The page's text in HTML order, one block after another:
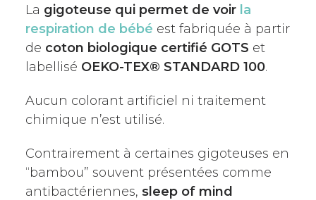
La gigoteuse qui permet de voir la
respiration de bébé est fabriquée à partir
de coton biologique certifié GOTS et
labellisé OEKO-TEX® STANDARD 100.
Aucun colorant artificiel ni traitement
chimique n’est utilisé.
Contrairement à certaines gigoteuses en
“bambou” souvent présentées comme
antibactériennes, sleep of mind